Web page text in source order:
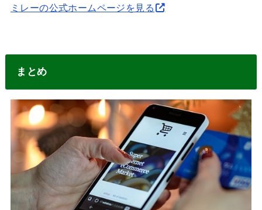
ミレーの公式ホームページを見る
まとめ